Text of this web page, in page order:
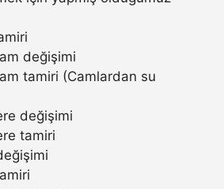
değişimi
tamiri (Camlardan su
değişimi
tamiri